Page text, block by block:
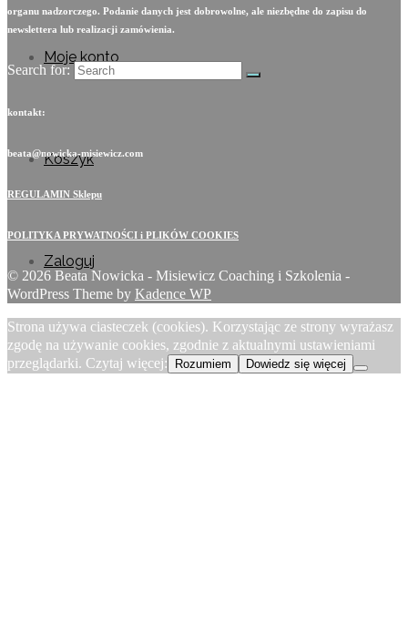
Moje konto
Koszyk
Zaloguj
organu nadzorczego. Podanie danych jest dobrowolne, ale niezbędne do zapisu do
newslettera lub realizacji zamówienia.
Search for:
kontakt:
beata@nowicka-misiewicz.com
REGULAMIN Sklepu
POLITYKA PRYWATNOŚCI i PLIKÓW COOKIES
© 2026 Beata Nowicka - Misiewicz Coaching i Szkolenia -
WordPress Theme by Kadence WP
Strona używa ciasteczek (cookies). Korzystając ze strony wyrażasz
zgodę na używanie cookies, zgodnie z aktualnymi ustawieniami
przeglądarki. Czytaj więcej:
Rozumiem Dowiedz się więcej